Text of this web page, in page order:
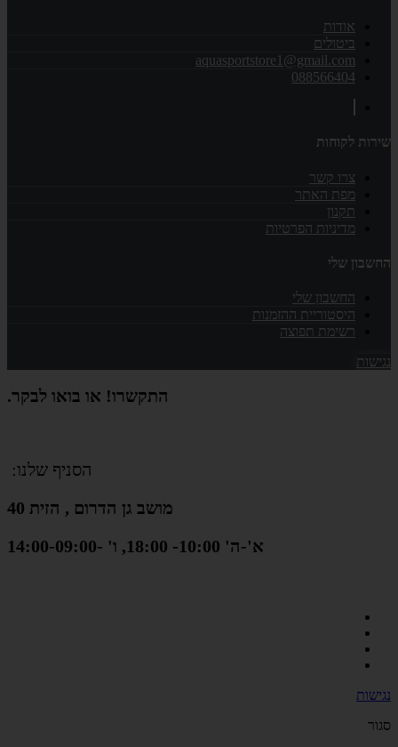
אודות
ביטולים
aquasportstore1@gmail.com
088566404
שירות לקוחות
צרו קשר
מפת האתר
תקנון
מדיניות הפרטיות
החשבון שלי
החשבון שלי
היסטוריית ההזמנות
רשימת תפוצה
נגישות
התקשרו! או בואו לבקר.
הסניף שלנו:
מושב גן הדרום , הזית 40
א'-ה' 10:00- 18:00, ו' -14:00-09:00
נגישות
סגור